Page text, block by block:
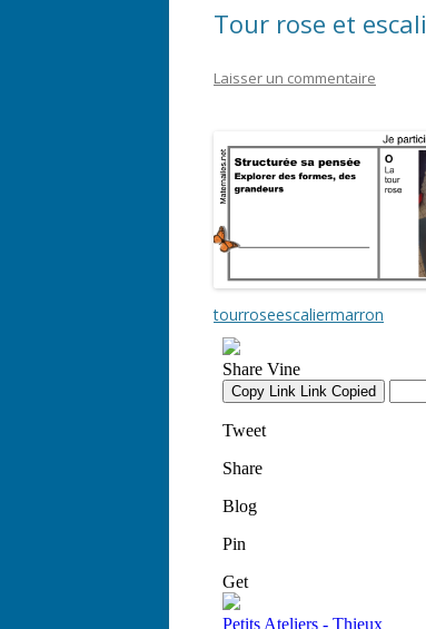
Tour rose et
Laisser un commentaire
tourroseescaliermarron